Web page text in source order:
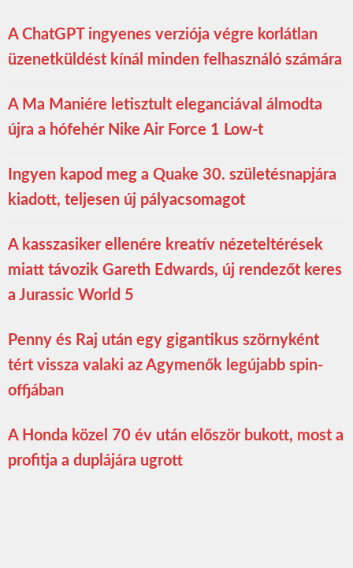
A ChatGPT ingyenes verziója végre korlátlan
üzenetküldést kínál minden felhasználó számára
A Ma Maniére letisztult eleganciával álmodta
újra a hófehér Nike Air Force 1 Low-t
Ingyen kapod meg a Quake 30. születésnapjára
kiadott, teljesen új pályacsomagot
A kasszasiker ellenére kreatív nézeteltérések
miatt távozik Gareth Edwards, új rendezőt keres
a Jurassic World 5
Penny és Raj után egy gigantikus szörnyként
tért vissza valaki az Agymenők legújabb spin-
offjában
A Honda közel 70 év után először bukott, most a
profitja a duplájára ugrott